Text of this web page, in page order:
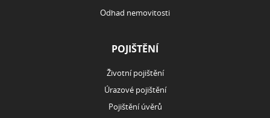
Odhad nemovitosti
POJIŠTĚNÍ
Životní pojištění
Úrazové pojištění
Pojištění úvěrů